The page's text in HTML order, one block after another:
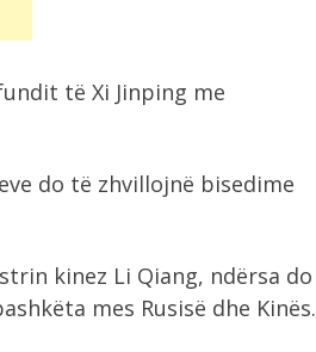
të Xi Jinping me
do të zhvillojnë bisedime
kinez Li Qiang, ndërsa do
mes Rusisë dhe Kinës.